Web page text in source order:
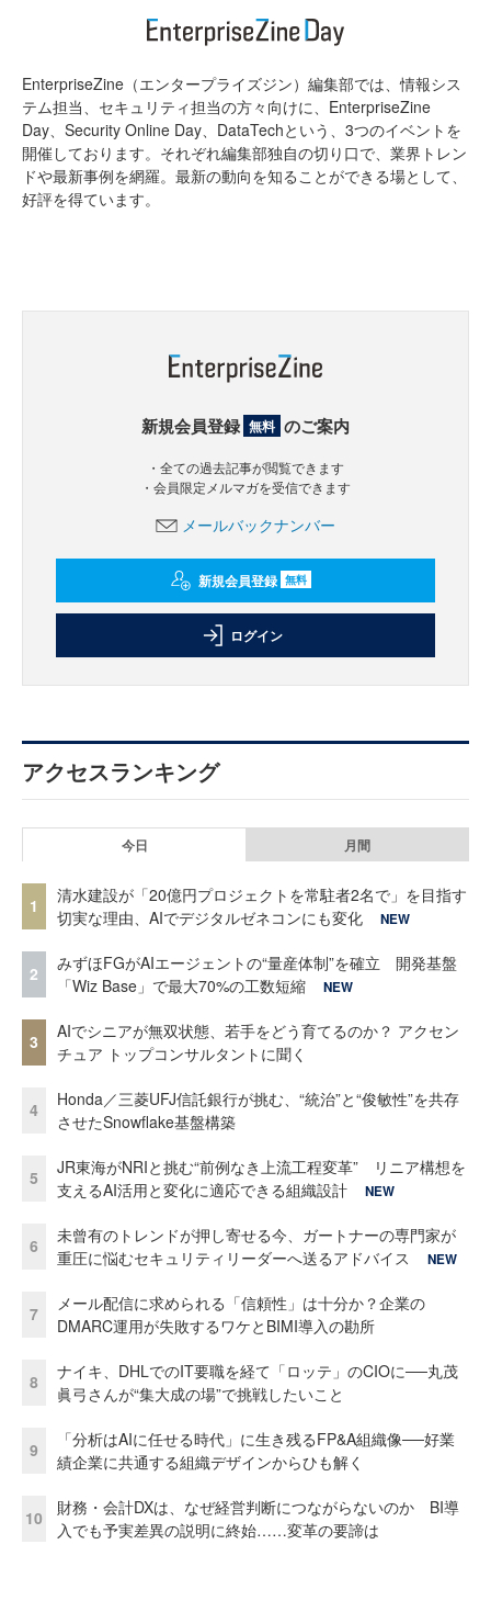
EnterpriseZine（エンタープライズジン）編集部では、情報シス
テム担当、セキュリティ担当の方々向けに、EnterpriseZine
Day、Security Online Day、DataTechという、3つのイベントを
開催しております。それぞれ編集部独自の切り口で、業界トレン
ドや最新事例を網羅。最新の動向を知ることができる場として、
好評を得ています。
新規会員登録 無料 のご案内
・全ての過去記事が閲覧できます
・会員限定メルマガを受信できます
メールバックナンバー
新規会員登録 無料
ログイン
アクセスランキング
今日 月間
1
清水建設が「20億円プロジェクトを常駐者2名で」を目指す
切実な理由、AIでデジタルゼネコンにも変化
NEW
2
みずほFGがAIエージェントの“量産体制”を確立 開発基盤
「Wiz Base」で最大70%の工数短縮
NEW
3
AIでシニアが無双状態、若手をどう育てるのか？ アクセン
チュア トップコンサルタントに聞く
4
Honda／三菱UFJ信託銀行が挑む、“統治”と“俊敏性”を共存
させたSnowflake基盤構築
5
JR東海がNRIと挑む“前例なき上流工程変革” リニア構想を
支えるAI活用と変化に適応できる組織設計
NEW
6
未曾有のトレンドが押し寄せる今、ガートナーの専門家が
重圧に悩むセキュリティリーダーへ送るアドバイス
NEW
7
メール配信に求められる「信頼性」は十分か？企業の
DMARC運用が失敗するワケとBIMI導入の勘所
8
ナイキ、DHLでのIT要職を経て「ロッテ」のCIOに──丸茂
眞弓さんが“集大成の場”で挑戦したいこと
9
「分析はAIに任せる時代」に生き残るFP&A組織像──好業
績企業に共通する組織デザインからひも解く
10
財務・会計DXは、なぜ経営判断につながらないのか BI導
入でも予実差異の説明に終始……変革の要諦は